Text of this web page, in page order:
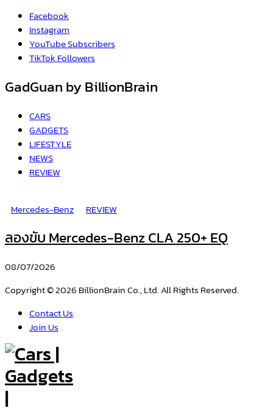
Facebook
Instagram
YouTubeSubscribers
TikTok Followers
GadGuan by BillionBrain
CARS
GADGETS
LIFESTYLE
NEWS
REVIEW
Mercedes-Benz REVIEW
ลองขับ Mercedes-Benz CLA 250+ EQ
08/07/2026
Copyright © 2026 BillionBrain Co., Ltd. All Rights Reserved.
Contact Us
Join Us